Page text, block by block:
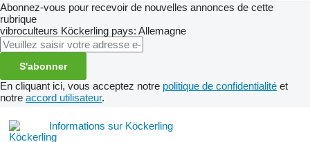
Abonnez-vous pour recevoir de nouvelles annonces de cette
rubrique
vibroculteurs Köckerling pays: Allemagne
S'abonner
En cliquant ici, vous acceptez notre politique de confidentialité et
notre accord utilisateur.
Informations sur Köckerling